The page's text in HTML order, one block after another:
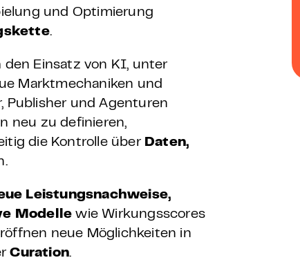
und Optimierung
.
Einsatz von KI, unter
Marktmechaniken und
Publisher und Agenturen
neu zu definieren,
die Kontrolle überDaten,
Leistungsnachweise,
Modelle wie Wirkungsscores
neue Möglichkeiten in
Curation.